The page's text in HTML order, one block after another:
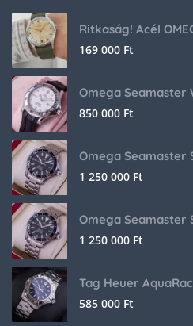
169 000 Ft
Omega Seamaster
850 000 Ft
Omega Seamaster
1 250 000 Ft
Omega Seamaster
1 250 000 Ft
Tag Heuer
585 000 Ft